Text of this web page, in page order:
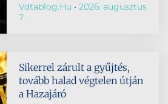
Vdtablog.hu
2026. augusztus
7.
Sikerrel zárult a gyűjtés,
tovább halad végtelen útján
a Hazajáró